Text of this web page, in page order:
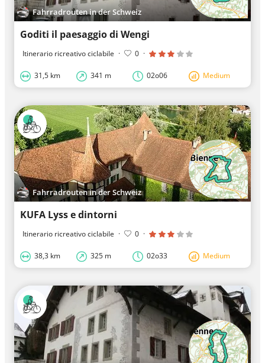
Fahrradrouten in der Schweiz
Goditi il paesaggio di Wengi
Itinerario ricreativo ciclabile · 0 ·
31,5 km 341 m 02o06 Medium
Fahrradrouten in der Schweiz
KUFA Lyss e dintorni
Itinerario ricreativo ciclabile · 0 ·
38,3 km 325 m 02o33 Medium